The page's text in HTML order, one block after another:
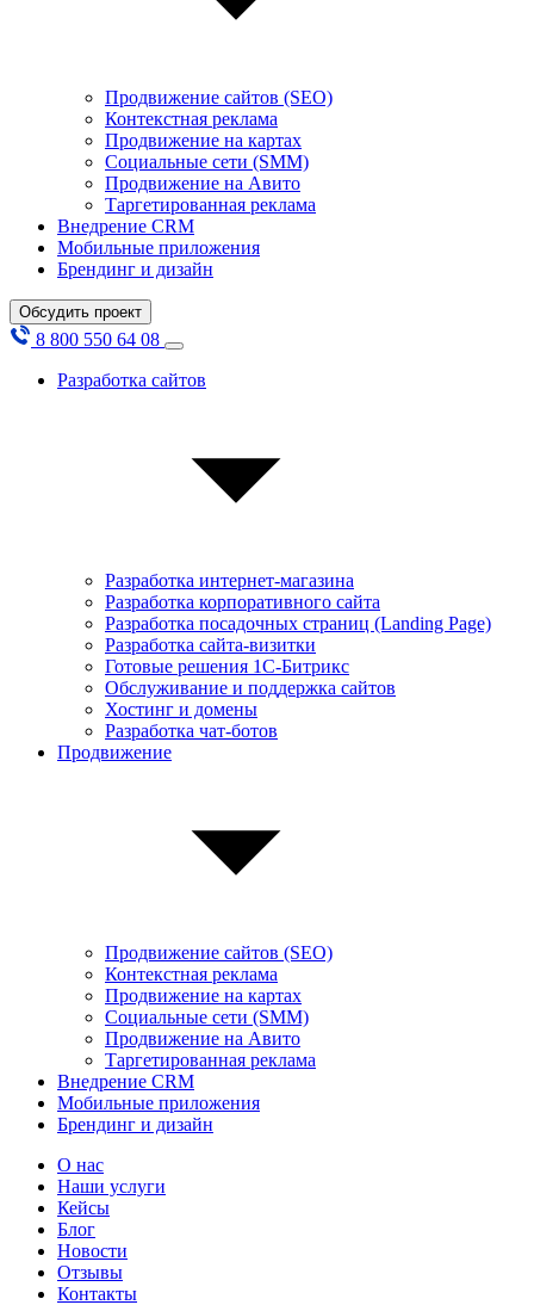
Продвижение сайтов (SEO)
Контекстная реклама
Продвижение на картах
Социальные сети (SMM)
Продвижение на Авито
Таргетированная реклама
Внедрение CRM
Мобильные приложения
Брендинг и дизайн
Обсудить проект
8 800 550 64 08
Разработка сайтов
Разработка интернет-магазина
Разработка корпоративного сайта
Разработка посадочных страниц (Landing Page)
Разработка сайта-визитки
Готовые решения 1С-Битрикс
Обслуживание и поддержка сайтов
Хостинг и домены
Разработка чат-ботов
Продвижение
Продвижение сайтов (SEO)
Контекстная реклама
Продвижение на картах
Социальные сети (SMM)
Продвижение на Авито
Таргетированная реклама
Внедрение CRM
Мобильные приложения
Брендинг и дизайн
О нас
Наши услуги
Кейсы
Блог
Новости
Отзывы
Контакты